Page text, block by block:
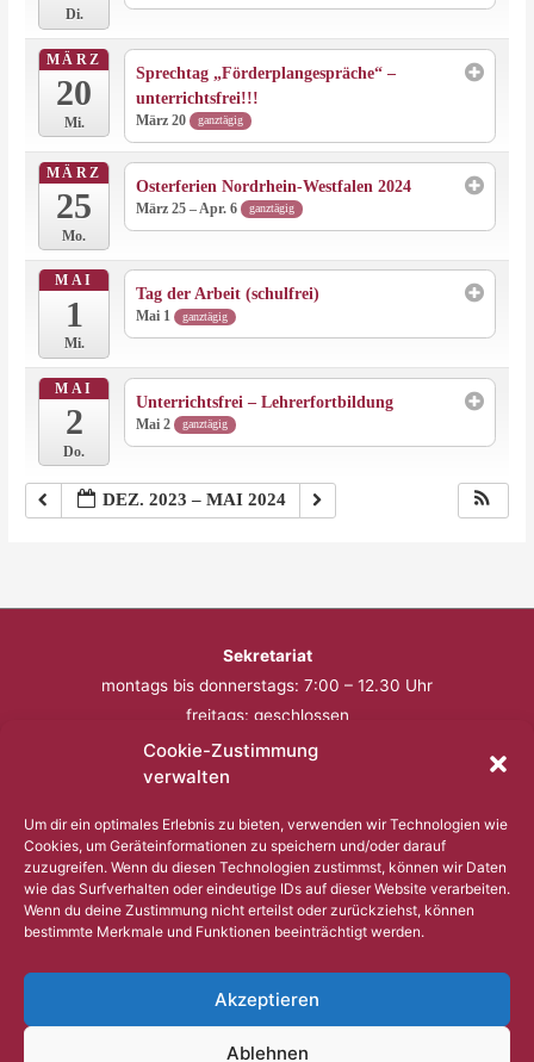
Cookie-Zustimmung
verwalten
Um dir ein optimales Erlebnis zu bieten, verwenden wir Technologien wie
Cookies, um Geräteinformationen zu speichern und/oder darauf
zuzugreifen. Wenn du diesen Technologien zustimmst, können wir Daten
wie das Surfverhalten oder eindeutige IDs auf dieser Website verarbeiten.
Wenn du deine Zustimmung nicht erteilst oder zurückziehst, können
bestimmte Merkmale und Funktionen beeinträchtigt werden.
Akzeptieren
Ablehnen
Di.
MÄRZ
20
Mi.
Sprechtag „Förderplangespräche“ –
unterrichtsfrei!!!
März 20 ganztägig
MÄRZ
25
Mo.
Osterferien Nordrhein-Westfalen 2024
März 25 – Apr. 6 ganztägig
MAI
1
Mi.
Tag der Arbeit (schulfrei)
Mai 1 ganztägig
MAI
2
Do.
Unterrichtsfrei – Lehrerfortbildung
Mai 2 ganztägig
DEZ. 2023 – MAI 2024
Sekretariat
montags bis donnerstags: 7:00 – 12.30 Uhr
freitags: geschlossen
Telefon: 0201 – 57 17 430
Bitte nutzen Sie außerhalb der Öffnungszeiten den
Anrufbeantworter.
Impressum
Datenschutz